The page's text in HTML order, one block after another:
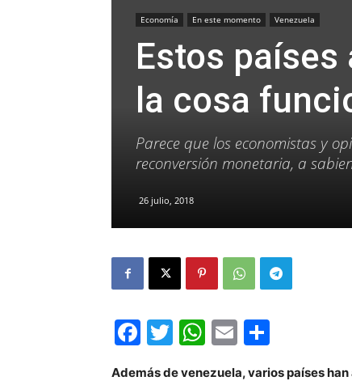
Economía En este momento Venezuela
Estos
la cosa
Parece que los economistas y
reconversión monetaria, a
26 julio, 2018
Facebook
Twitter
WhatsApp
Email
Además de venezuela, varios países